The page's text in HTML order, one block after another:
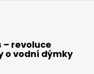
– revoluce
o vodní dýmky